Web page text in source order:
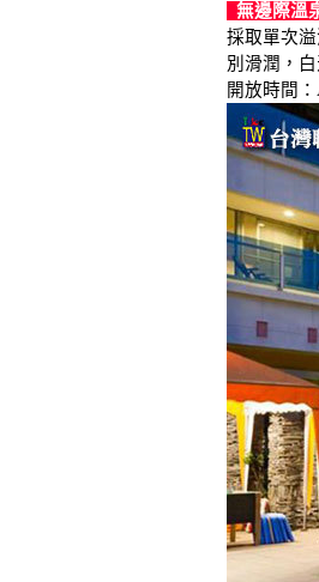
無邊際溫
採取單次
別滑潤，
開放時間